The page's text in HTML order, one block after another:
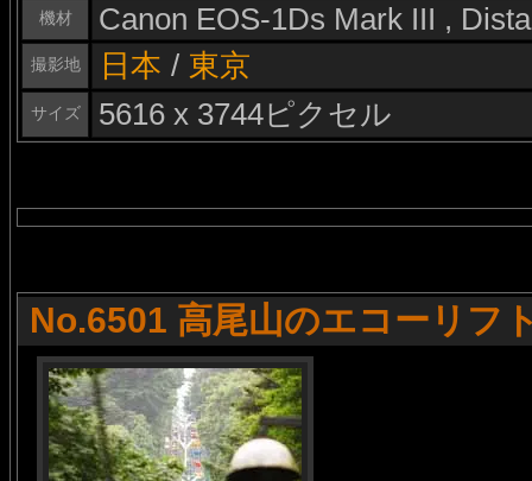
機材
Canon EOS-1Ds Mark III ,
撮影地 日本 / 東京
サイズ 5616 x 3744ピクセル
No.6501 高尾山のエコーリフ